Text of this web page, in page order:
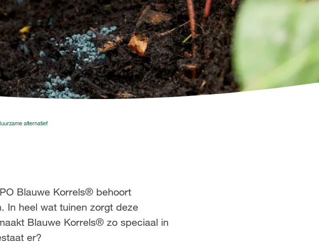
alternatief
Blauwe Korrels® behoort
In heel wat tuinen zorgt deze
Blauwe Korrels® zo speciaal in
er?